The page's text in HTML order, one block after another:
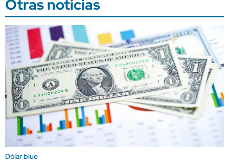
Otras noticias
Dólar blue